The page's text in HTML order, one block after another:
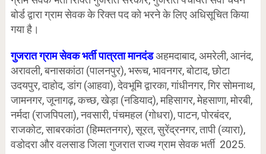
बोर्ड द्वारा ग्राम सेवक के रिक्त पद को भरने के लिए अधिसूचित किया
गया है।
गुजरात ग्राम सेवक भर्ती पात्रता मानदंडअहमदाबाद, अमरेली, आनंद,
अरावली, बनासकांठा (पालनपुर), भरूच, भावनगर, बोटाद, छोटा
उदयपुर, दाहोद, डांग (आहवा), देवभूमि द्वारका, गांधीनगर, गिर सोमनाथ,
जामनगर, जूनागढ़, कच्छ, खेड़ा (नडियाद), महिसागर, मेहसाणा, मोरबी,
नर्मदा (राजपिपला), नवसारी, पंचमहल (गोधरा), पाटन, पोरबंदर,
राजकोट, साबरकांठा (हिम्मतनगर), सूरत, सुरेंद्रनगर, तापी (व्यारा),
वडोदरा और वलसाड जिला गुजरात राज्य ग्राम सेवक भर्ती 2025.